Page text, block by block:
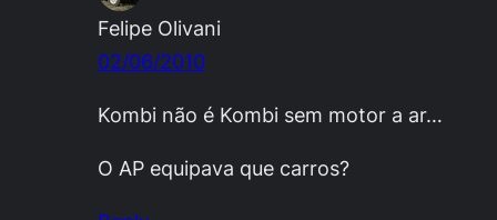
Felipe Olivani
02/06/2010
Kombi não é Kombi sem motor a ar…
O AP equipava que carros?